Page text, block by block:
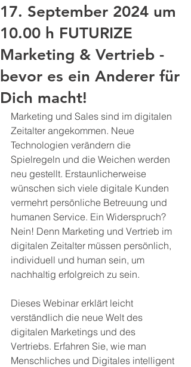
17. September 2024 um
10.00 h FUTURIZE
Marketing & Vertrieb -
bevor es ein Anderer für
Dich macht!
Marketing und Sales sind im digitalen
Zeitalter angekommen. Neue
Technologien verändern die
Spielregeln und die Weichen werden
neu gestellt. Erstaunlicherweise
wünschen sich viele digitale Kunden
vermehrt persönliche Betreuung und
humanen Service. Ein Widerspruch?
Nein! Denn Marketing und Vertrieb im
digitalen Zeitalter müssen persönlich,
individuell und human sein, um
nachhaltig erfolgreich zu sein.
Dieses Webinar erklärt leicht
verständlich die neue Welt des
digitalen Marketings und des
Vertriebs. Erfahren Sie, wie man
Menschliches und Digitales intelligent